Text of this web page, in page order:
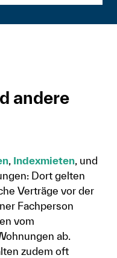
andere
, Indexmieten, und
Dort gelten
Verträge vor der
Fachperson
vom
ab.
zudem oft